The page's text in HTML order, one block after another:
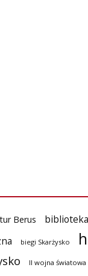
Berus
biblioteka
biegi Skarżysko
II wojna światowa